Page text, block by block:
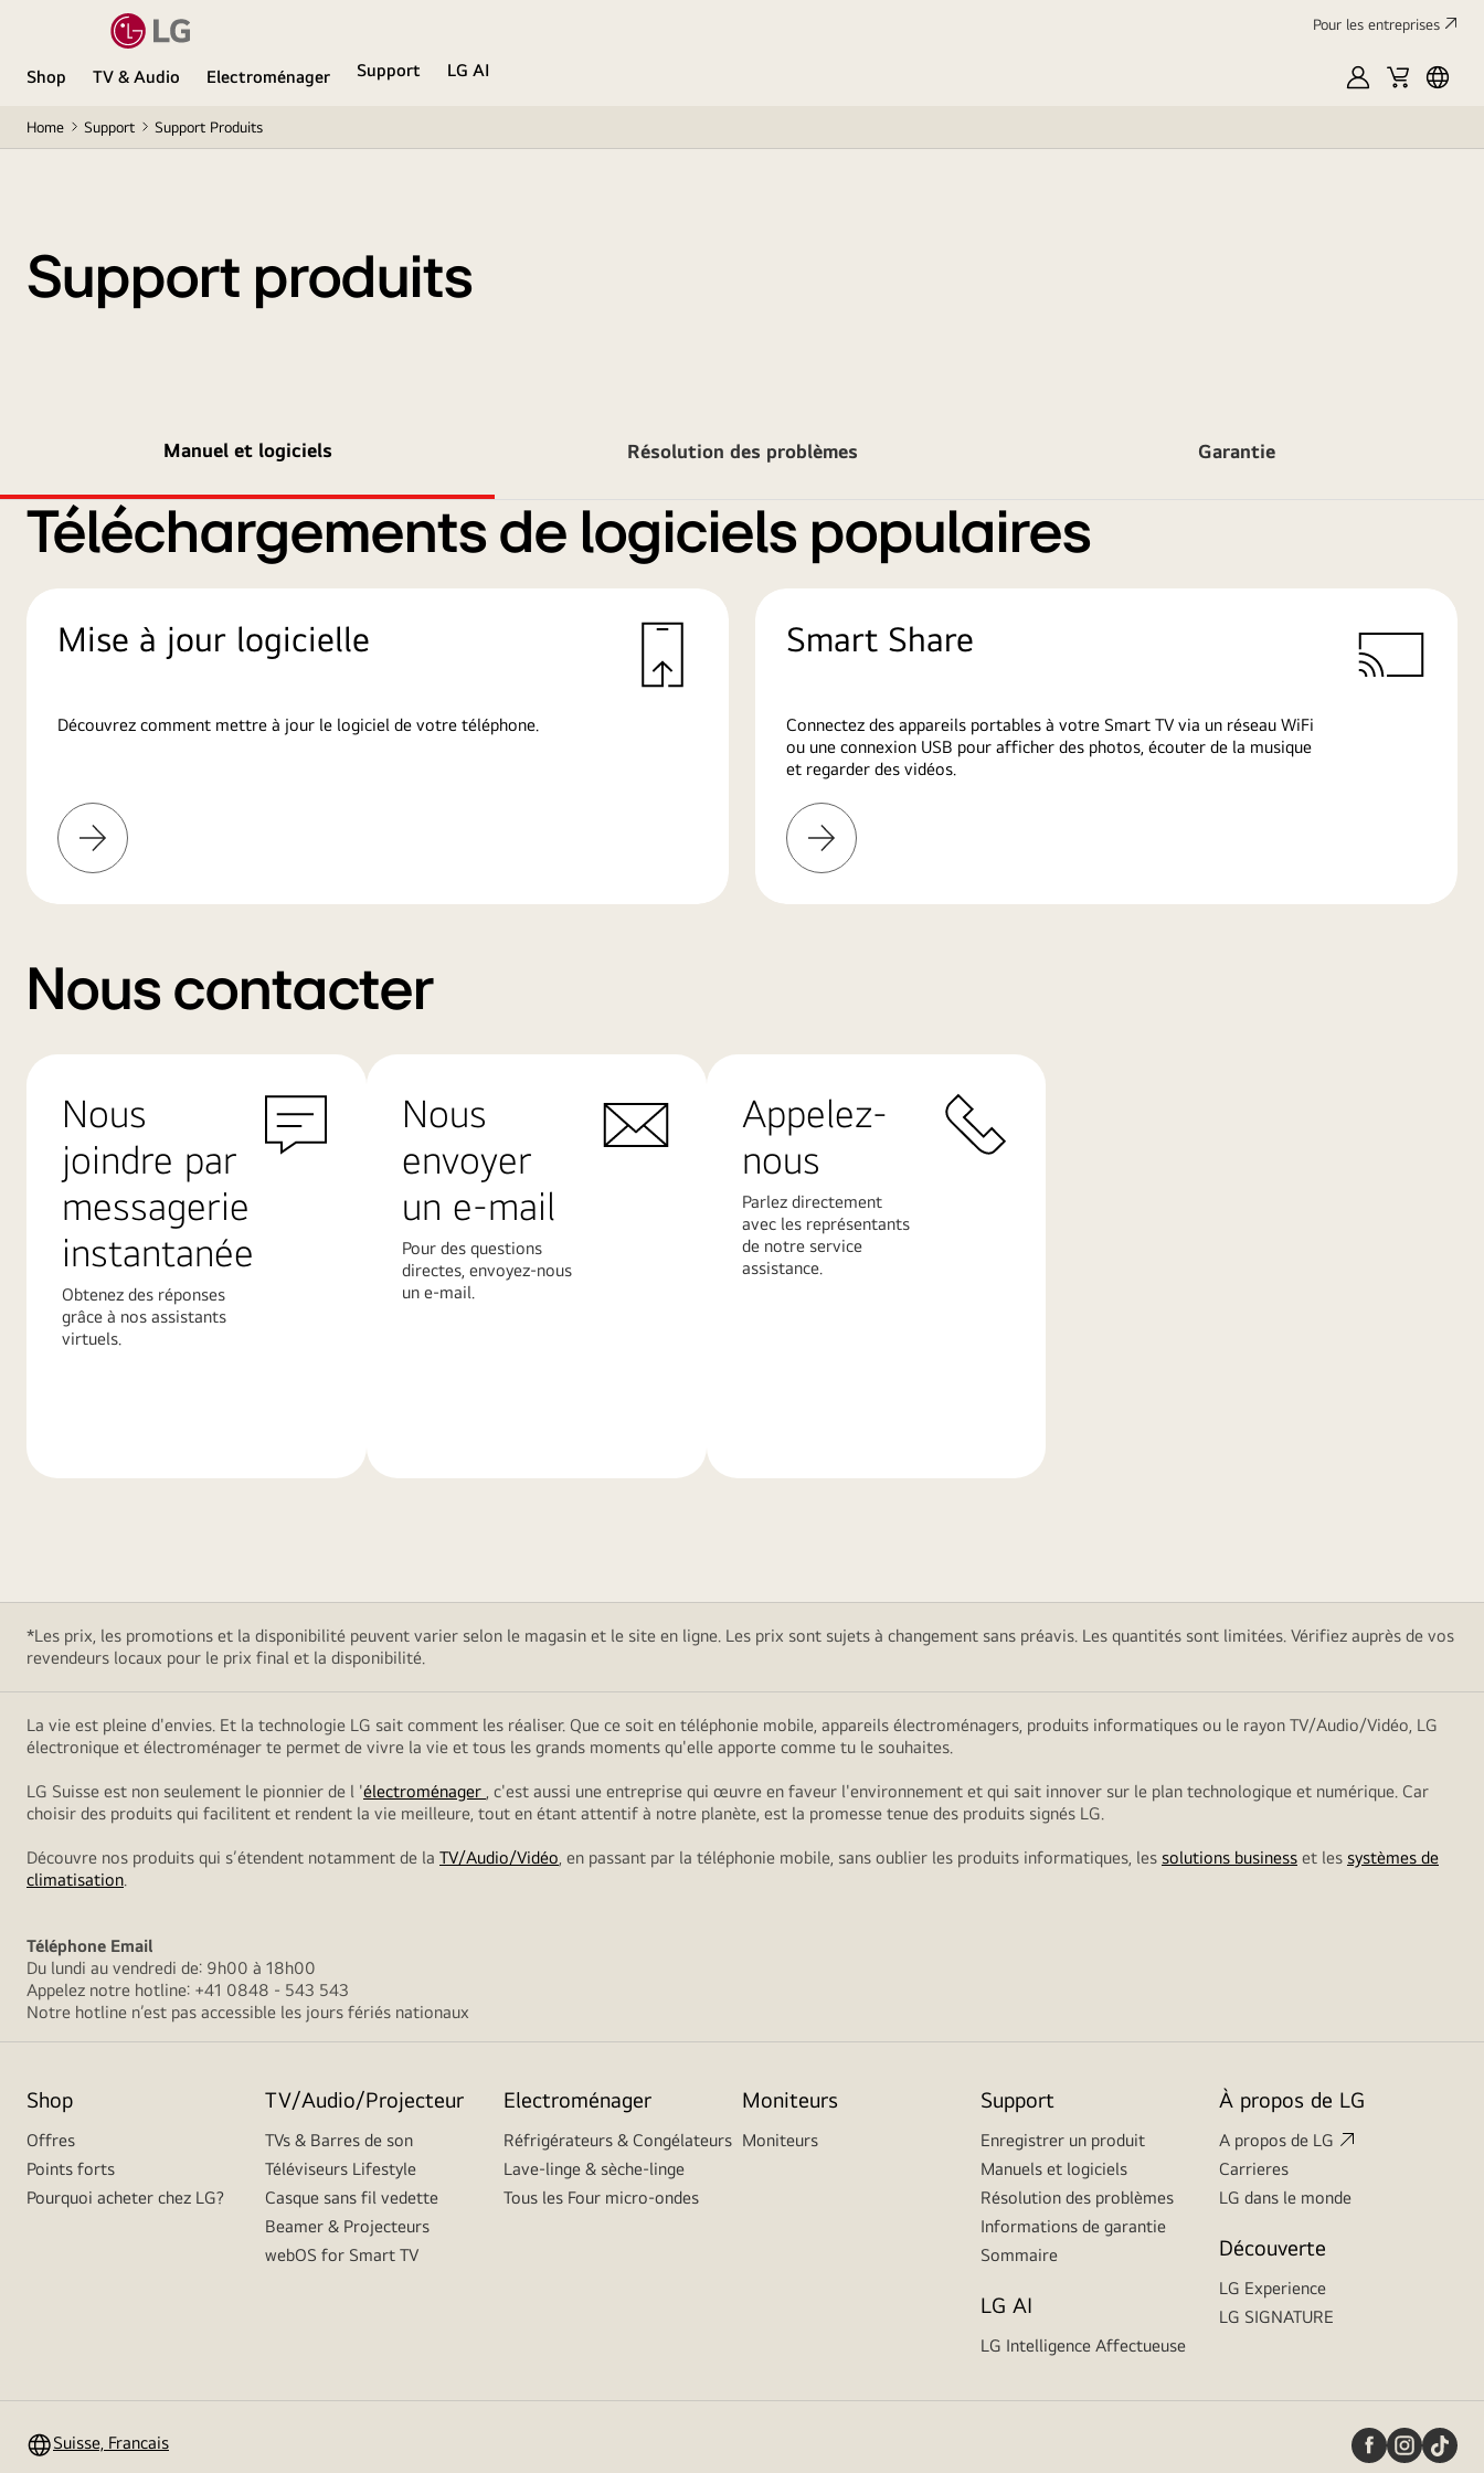
Pour les entreprises
Shop TV & Audio Electroménager Support
LG AI
Mon
Panier
Home Support Support Produits
Support produits
Manuel et logiciels Résolution des problèmes Garantie
Téléchargements de logiciels populaires
Mise à jour logicielle
Découvrez comment mettre à jour le logiciel de votre téléphone.
En
savoir
plus
Smart Share
Connectez des appareils portables à votre Smart TV via un réseau WiFi
ou une connexion USB pour afficher des photos, écouter de la musique
et regarder des vidéos.
En
savoir
plus
Nous contacter
Nous
joindre par
messagerie
instantanée
Obtenez des réponses
grâce à nos assistants
virtuels.
Nous
envoyer
un e-mail
Pour des questions
directes, envoyez-nous
un e-mail.
Appelez-
nous
Parlez directement
avec les représentants
de notre service
assistance.
*Les prix, les promotions et la disponibilité peuvent varier selon le magasin et le site en ligne. Les prix sont sujets à changement sans préavis. Les quantités sont limitées. Vérifiez auprès de vos
revendeurs locaux pour le prix final et la disponibilité.
La vie est pleine d'envies. Et la technologie LG sait comment les réaliser. Que ce soit en téléphonie mobile, appareils électroménagers, produits informatiques ou le rayon TV/Audio/Vidéo, LG
électronique et électroménager te permet de vivre la vie et tous les grands moments qu'elle apporte comme tu le souhaites.
LG Suisse est non seulement le pionnier de l 'électroménager , c'est aussi une entreprise qui œuvre en faveur l'environnement et qui sait innover sur le plan technologique et numérique. Car
choisir des produits qui facilitent et rendent la vie meilleure, tout en étant attentif à notre planète, est la promesse tenue des produits signés LG.
Découvre nos produits qui s’étendent notamment de la TV/Audio/Vidéo, en passant par la téléphonie mobile, sans oublier les produits informatiques, les solutions business et les systèmes de
climatisation.
Téléphone Email
Du lundi au vendredi de: 9h00 à 18h00
Appelez notre hotline: +41 0848 - 543 543
Notre hotline n’est pas accessible les jours fériés nationaux
Shop
Offres
Points forts
Pourquoi acheter chez LG?
TV/Audio/Projecteur
TVs & Barres de son
Téléviseurs Lifestyle
Casque sans fil vedette
Beamer & Projecteurs
webOS for Smart TV
Electroménager
Réfrigérateurs & Congélateurs
Lave-linge & sèche-linge
Tous les Four micro-ondes
Moniteurs
Moniteurs
Support
Enregistrer un produit
Manuels et logiciels
Résolution des problèmes
Informations de garantie
Sommaire
LG AI
LG Intelligence Affectueuse
À propos de LG
A propos de LG
Carrieres
LG dans le monde
Découverte
LG Experience
LG SIGNATURE
Suisse, Francais